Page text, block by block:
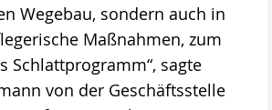
Wegebau, sondern auch in
Maßnahmen, zum
Schlattprogramm“, sagte
von der Geschäftsstelle